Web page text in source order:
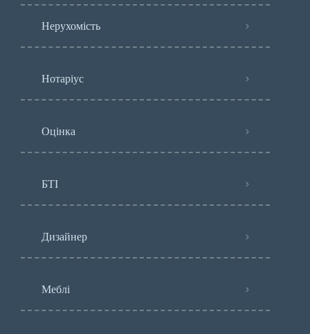
Нерухомість
Нотаріус
Оцінка
БТІ
Дизайнер
Меблі